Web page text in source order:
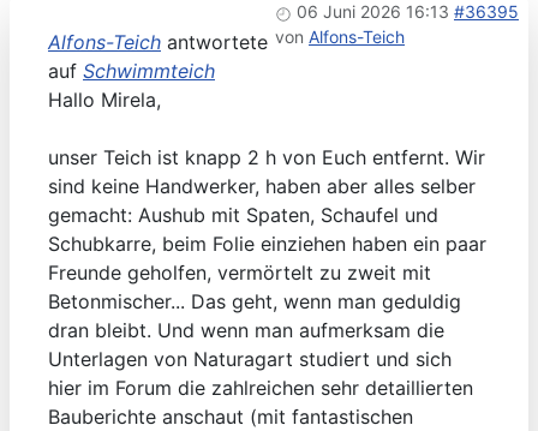
06 Juni 2026 16:13 #36395
von Alfons-Teich
Alfons-Teich antwortete
auf Schwimmteich
Hallo Mirela,
unser Teich ist knapp 2 h von Euch entfernt. Wir
sind keine Handwerker, haben aber alles selber
gemacht: Aushub mit Spaten, Schaufel und
Schubkarre, beim Folie einziehen haben ein paar
Freunde geholfen, vermörtelt zu zweit mit
Betonmischer... Das geht, wenn man geduldig
dran bleibt. Und wenn man aufmerksam die
Unterlagen von Naturagart studiert und sich
hier im Forum die zahlreichen sehr detaillierten
Bauberichte anschaut (mit fantastischen